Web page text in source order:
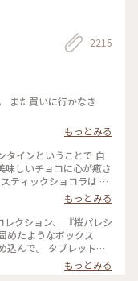
2215
また買いに行かなき
もっとみる
味しいチョコに心が癒さ
入りチョコや 京都産の
と一言で
ゼント用でも どちら
もっとみる
クション、 『桜パレシ
ブレットも
を覗くような和を感じ
もっとみる